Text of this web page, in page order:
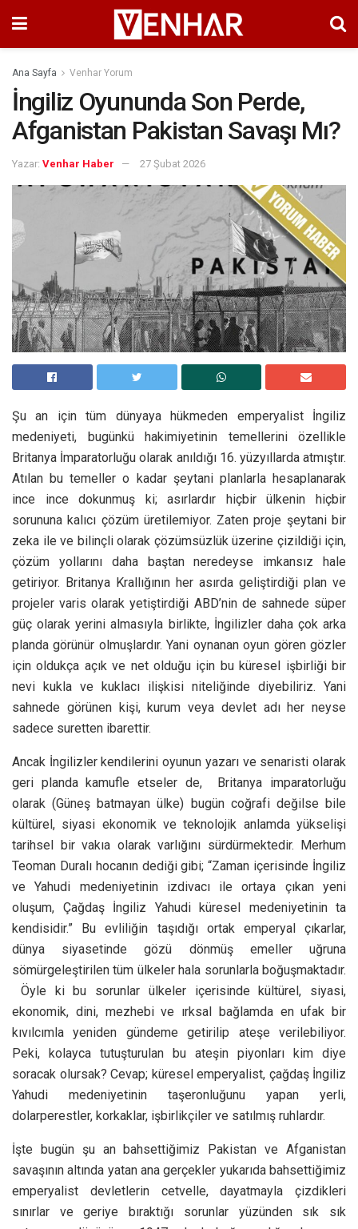
Ana Sayfa Venhar Yorum
İngiliz Oyununda Son Perde,
Afganistan Pakistan Savaşı Mı?
Yazar: Venhar Haber 27 Şubat 2026
Şu an için tüm dünyaya hükmeden emperyalist İngiliz
medeniyeti, bugünkü hakimiyetinin temellerini özellikle
Britanya İmparatorluğu olarak anıldığı 16. yüzyıllarda atmıştır.
Atılan bu temeller o kadar şeytani planlarla hesaplanarak
ince ince dokunmuş ki; asırlardır hiçbir ülkenin hiçbir
sorununa kalıcı çözüm üretilemiyor. Zaten proje şeytani bir
zeka ile ve bilinçli olarak çözümsüzlük üzerine çizildiği için,
çözüm yollarını daha baştan neredeyse imkansız hale
getiriyor. Britanya Krallığının her asırda geliştirdiği plan ve
projeler varis olarak yetiştirdiği ABD’nin de sahnede süper
güç olarak yerini almasıyla birlikte, İngilizler daha çok arka
planda görünür olmuşlardır. Yani oynanan oyun gören gözler
için oldukça açık ve net olduğu için bu küresel işbirliği bir
nevi kukla ve kuklacı ilişkisi niteliğinde diyebiliriz. Yani
sahnede görünen kişi, kurum veya devlet adı her neyse
sadece suretten ibarettir.
Ancak İngilizler kendilerini oyunun yazarı ve senaristi olarak
geri planda kamufle etseler de, Britanya imparatorluğu
olarak (Güneş batmayan ülke) bugün coğrafi değilse bile
kültürel, siyasi ekonomik ve teknolojik anlamda yükselişi
tarihsel bir vakıa olarak varlığını sürdürmektedir. Merhum
Teoman Duralı hocanın dediği gibi; “Zaman içerisinde İngiliz
ve Yahudi medeniyetinin izdivacı ile ortaya çıkan yeni
oluşum, Çağdaş İngiliz Yahudi küresel medeniyetinin ta
kendisidir.” Bu evliliğin taşıdığı ortak emperyal çıkarlar,
dünya siyasetinde gözü dönmüş emeller uğruna
sömürgeleştirilen tüm ülkeler hala sorunlarla boğuşmaktadır.
Öyle ki bu sorunlar ülkeler içerisinde kültürel, siyasi,
ekonomik, dini, mezhebi ve ırksal bağlamda en ufak bir
kıvılcımla yeniden gündeme getirilip ateşe verilebiliyor.
Peki, kolayca tutuşturulan bu ateşin piyonları kim diye
soracak olursak? Cevap; küresel emperyalist, çağdaş İngiliz
Yahudi medeniyetinin taşeronluğunu yapan yerli,
dolarperestler, korkaklar, işbirlikçiler ve satılmış ruhlardır.
İşte bugün şu an bahsettiğimiz Pakistan ve Afganistan
savaşının altında yatan ana gerçekler yukarıda bahsettiğimiz
emperyalist devletlerin cetvelle, dayatmayla çizdikleri
sınırlar ve geriye bıraktığı sorunlar yüzünden sık sık